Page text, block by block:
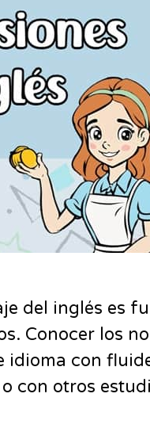
del inglés es
Conocer los
idioma con
con otros